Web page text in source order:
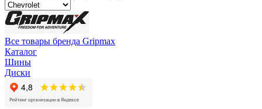
Все товары бренда Gripmax
Каталог
Шины
Диски